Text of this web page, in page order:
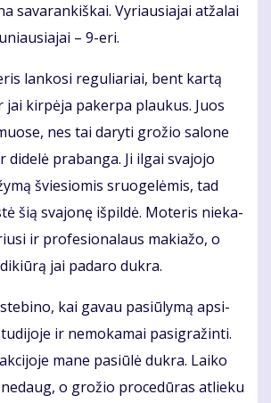
sa­va­ran­kiš­kai. Vy­riau­sia­jai at­ža­lai
– 9-eri.
lan­ko­si re­gu­lia­riai, bent kar­tą
jai kir­pė­ja pa­ker­pa plau­kus. Juos
nes tai da­ry­ti gro­žio sa­lo­ne
di­de­lė pra­ban­ga. Ji il­gai sva­jo­jo
švie­sio­mis sruo­ge­lė­mis, tad
šią sva­jo­nę iš­pil­dė. Mo­te­ris nie­ka­
ir pro­fe­sio­na­laus ma­kia­žo, o
jai pa­da­ro duk­ra.
kai ga­vau pa­siū­ly­mą ap­si­
ir ne­mo­ka­mai pa­sig­ra­žin­ti.
ma­ne pa­siū­lė duk­ra. Lai­ko
o gro­žio pro­ce­dū­ras at­lie­ku